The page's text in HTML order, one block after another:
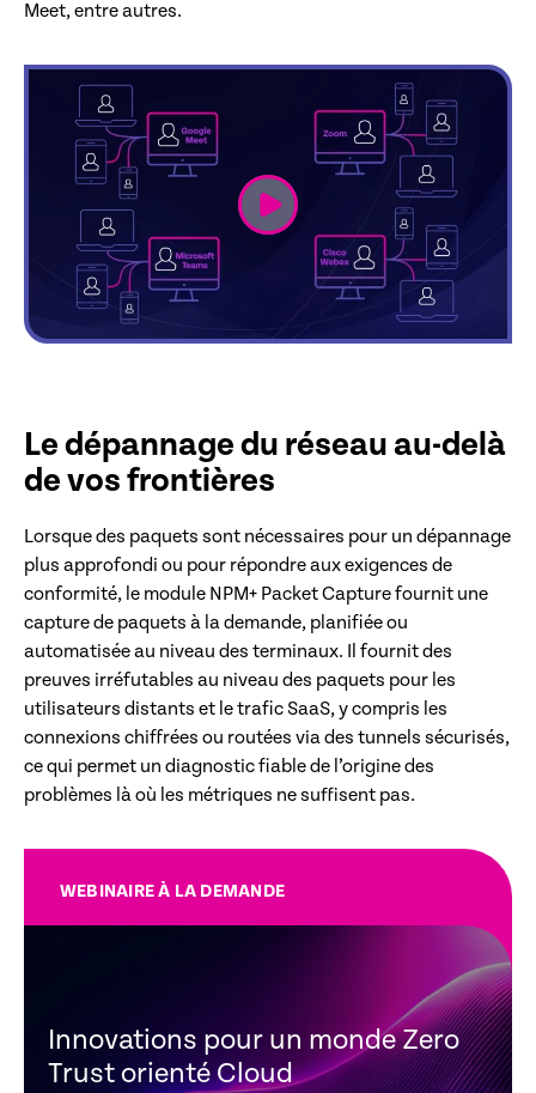
Meet, entre autres.
link
Le dépannage du réseau au-delà
de vos frontières
Lorsque des paquets sont nécessaires pour un dépannage
plus approfondi ou pour répondre aux exigences de
conformité, le module NPM+ Packet Capture fournit une
capture de paquets à la demande, planifiée ou
automatisée au niveau des terminaux. Il fournit des
preuves irréfutables au niveau des paquets pour les
utilisateurs distants et le trafic SaaS, y compris les
connexions chiffrées ou routées via des tunnels sécurisés,
ce qui permet un diagnostic fiable de l’origine des
problèmes là où les métriques ne suffisent pas.
WEBINAIRE À LA DEMANDE
Innovations pour un monde Zero
Trust orienté Cloud